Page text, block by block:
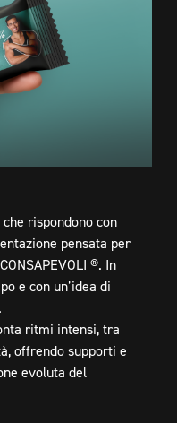
rispondono con
pensata per
®. In
e con un’idea di
ritmi intensi, tra
offrendo supporti e
evoluta del